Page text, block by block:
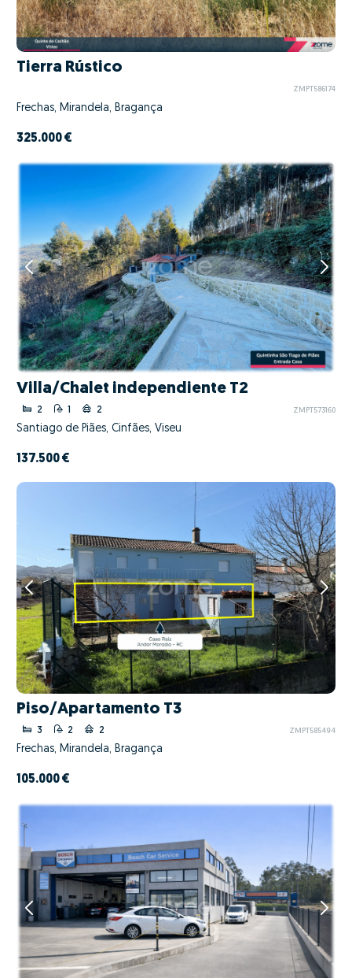
Tierra Rústico
ZMPT586174
Frechas, Mirandela, Bragança
325.000 €
Villa/Chalet independiente T2
2 1 2 ZMPT573160
Santiago de Piães, Cinfães, Viseu
137.500 €
Piso/Apartamento T3
3 2 2 ZMPT585494
Frechas, Mirandela, Bragança
105.000 €